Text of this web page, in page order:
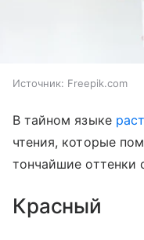
Источник: Freepik.com
В тайном языке
чтения, которые
тончайшие оттенки
Красный